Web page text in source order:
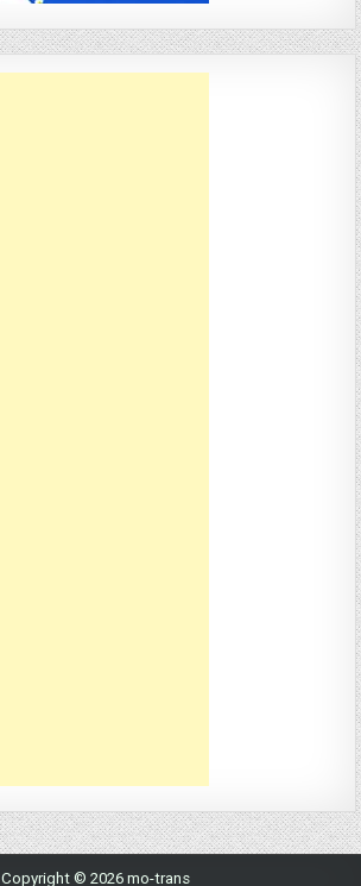
Copyright © 2026 mo-trans